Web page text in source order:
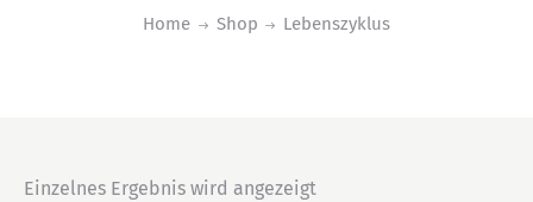
Home Shop Lebenszyklus
Einzelnes Ergebnis wird angezeigt